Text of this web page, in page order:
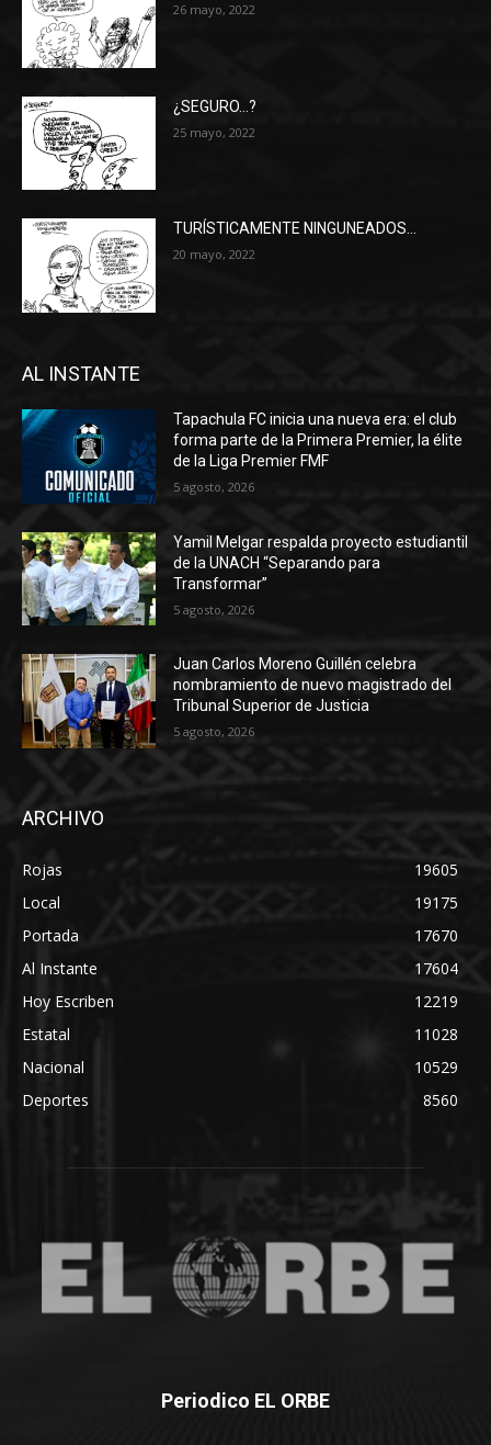
26 mayo, 2022
¿SEGURO…?
25 mayo, 2022
TURÍSTICAMENTE NINGUNEADOS…
20 mayo, 2022
AL INSTANTE
Tapachula FC inicia una nueva era: el club
forma parte de la Primera Premier, la élite
de la Liga Premier FMF
5 agosto, 2026
Yamil Melgar respalda proyecto estudiantil
de la UNACH “Separando para
Transformar”
5 agosto, 2026
Juan Carlos Moreno Guillén celebra
nombramiento de nuevo magistrado del
Tribunal Superior de Justicia
5 agosto, 2026
ARCHIVO
Rojas
19605
Local
19175
Portada
17670
Al Instante
17604
Hoy Escriben
12219
Estatal
11028
Nacional
10529
Deportes
8560
Periodico EL ORBE